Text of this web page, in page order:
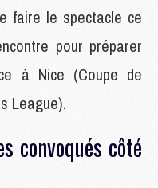
faire le spectacle ce
pour préparer
à Nice (Coupe de
League).
convoqués côté